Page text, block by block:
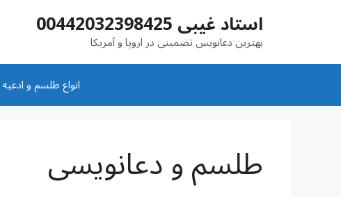
استاد غیبی 00442032398425
بهترین دعانویس تضمینی در اروپا و آمریکا
انواع طلسم و ادعیه
طلسم و دعانویسی